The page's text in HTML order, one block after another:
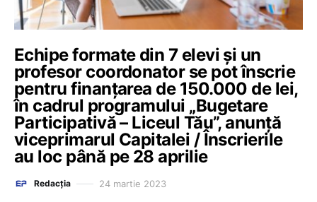
Echipe formate din 7 elevi și un
profesor coordonator se pot înscrie
pentru finanțarea de 150.000 de lei,
în cadrul programului „Bugetare
Participativă – Liceul Tău”, anunță
viceprimarul Capitalei / Înscrierile
au loc până pe 28 aprilie
Redacția 24 martie 2023